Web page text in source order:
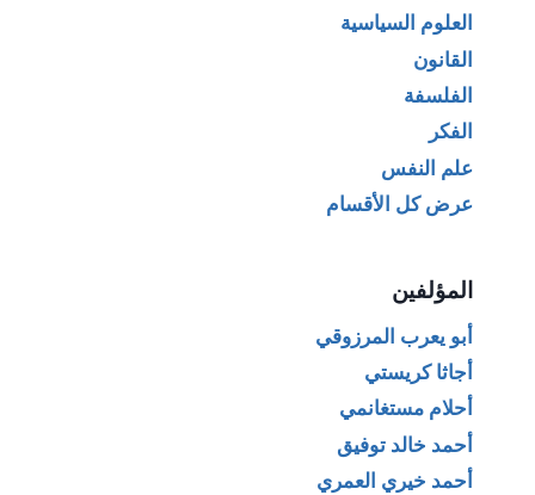
العلوم السياسية
القانون
الفلسفة
الفكر
علم النفس
عرض كل الأقسام
المؤلفين
أبو يعرب المرزوقي
أجاثا كريستي
أحلام مستغانمي
أحمد خالد توفيق
أحمد خيري العمري